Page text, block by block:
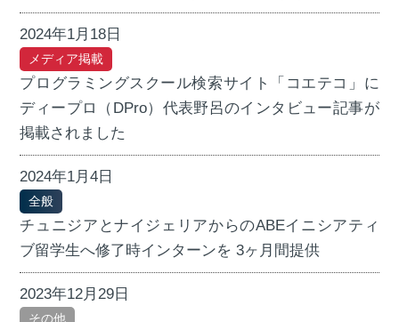
2024年1月18日
メディア掲載
プログラミングスクール検索サイト「コエテコ」に
ディープロ（DPro）代表野呂のインタビュー記事が
掲載されました
2024年1月4日
全般
チュニジアとナイジェリアからのABEイニシアティ
ブ留学生へ修了時インターンを 3ヶ月間提供
2023年12月29日
その他